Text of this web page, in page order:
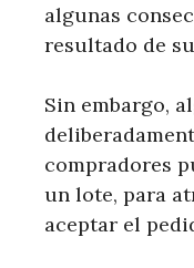
algunas
resultado de
Sin embargo,
compradores
un lote, para
aceptar el